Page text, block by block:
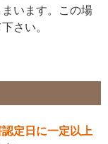
います。この場
さい。
認定日に一定以上